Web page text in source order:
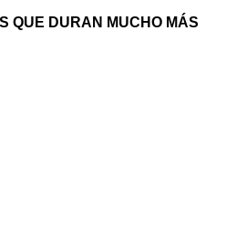
QUE DURAN MUCHO MÁS